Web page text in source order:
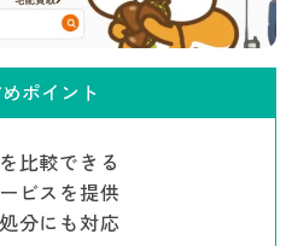
ポイント
比較できる
ビスを提供
分にも対応